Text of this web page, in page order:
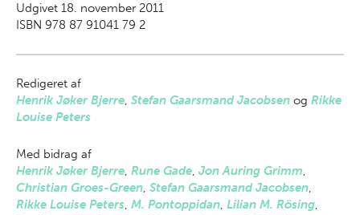
Udgivet 18. november 2011
ISBN 978 87 91041 79 2
Redigeret af
Henrik Jøker Bjerre, Stefan Gaarsmand Jacobsen og Rikke
Louise Peters
Med bidrag af
Henrik Jøker Bjerre, Rune Gade, Jon Auring Grimm,
Christian Groes-Green, Stefan Gaarsmand Jacobsen,
Rikke Louise Peters, M. Pontoppidan, Lilian M. Rösing,